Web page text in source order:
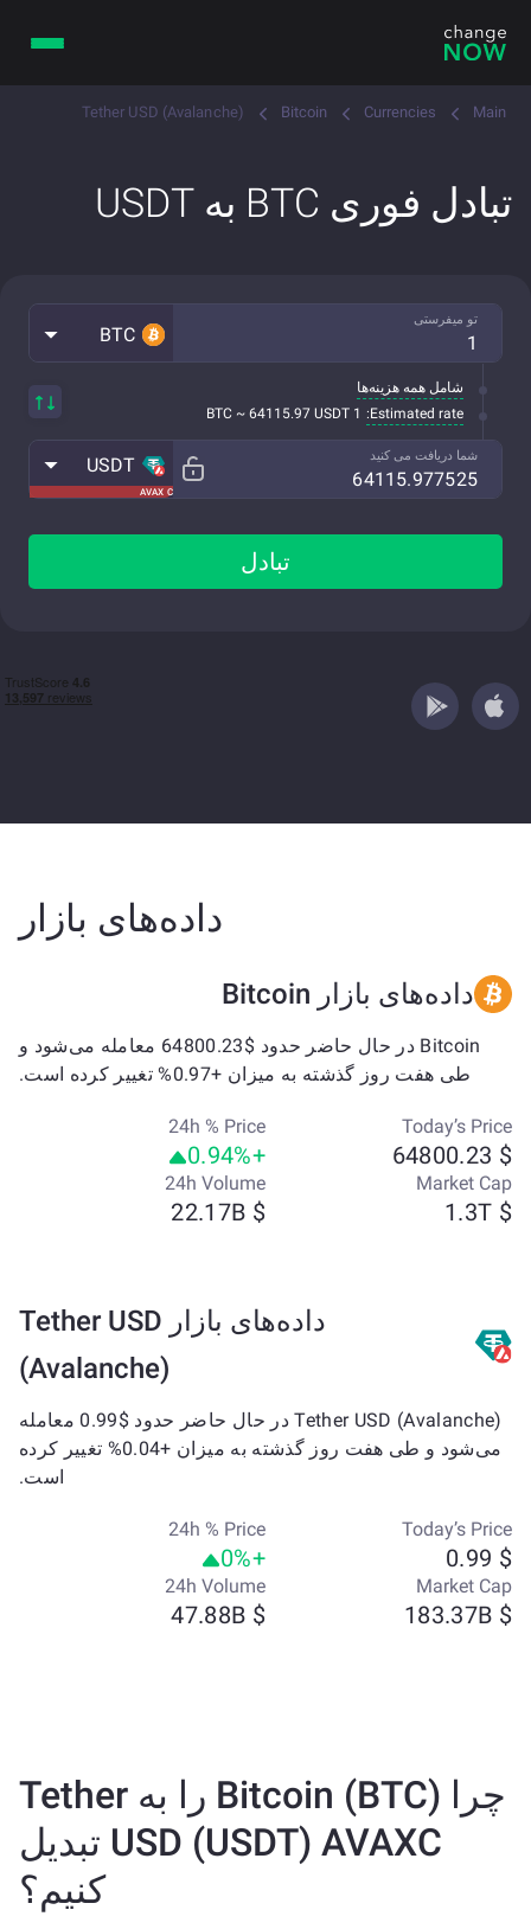
Main
Currencies
Bitcoin
Tether USD (Avalanche)
تبادل فوری BTC به USDT
تو میفرستی
BTC
شامل همه هزینه‌ها
Estimated rate:
1 BTC ~ 64115.97 USDT
شما دریافت می کنید
AVAX C
USDT
تبادل
داده‌های بازار
داده‌های بازار Bitcoin
Bitcoin در حال حاضر حدود $64800.23 معامله می‌شود و
طی هفت روز گذشته به میزان +0.97% تغییر کرده است.
Today’s Price
$ 64800.23
24h % Price
+0.94%
Market Cap
$ 1.3T
24h Volume
$ 22.17B
داده‌های بازار Tether USD
(Avalanche)
Tether USD (Avalanche) در حال حاضر حدود $0.99 معامله
می‌شود و طی هفت روز گذشته به میزان +0.04% تغییر کرده
است.
Today’s Price
$ 0.99
24h % Price
+0%
Market Cap
$ 183.37B
24h Volume
$ 47.88B
چرا Bitcoin (BTC) را به Tether
USD (USDT) AVAXC تبدیل
کنیم؟